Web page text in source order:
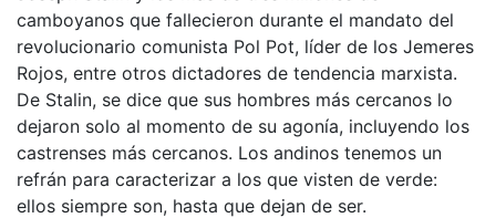
camboyanos que fallecieron durante el mandato del
revolucionario comunista Pol Pot, líder de los Jemeres
Rojos, entre otros dictadores de tendencia marxista.
De Stalin, se dice que sus hombres más cercanos lo
dejaron solo al momento de su agonía, incluyendo los
castrenses más cercanos. Los andinos tenemos un
refrán para caracterizar a los que visten de verde:
ellos siempre son, hasta que dejan de ser.